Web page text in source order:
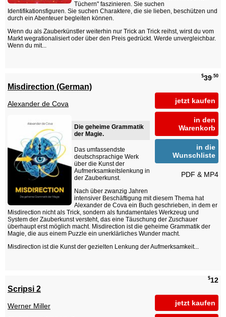
Tüchern" faszinieren. Sie suchen
Identifikationsfiguren. Sie suchen Charaktere, die sie lieben, beschützen und
durch ein Abenteuer begleiten können.
Wenn du als Zauberkünstler weiterhin nur Trick an Trick reihst, wirst du vom
Markt wegrationalisiert oder über den Preis gedrückt. Werde unvergleichbar.
Wenn du mit...
$39.50
jetzt kaufen
in den
Warenkorb
in die
Wunschliste
PDF & MP4
Misdirection (German)
Alexander de Cova
Die geheime Grammatik
der Magie.
Das umfassendste
deutschsprachige Werk
über die Kunst der
Aufmerksamkeitslenkung in
der Zauberkunst.
Nach über zwanzig Jahren
intensiver Beschäftigung mit diesem Thema hat
Alexander de Cova ein Buch geschrieben, in dem er
Misdirection nicht als Trick, sondern als fundamentales Werkzeug und
System der Zauberkunst versteht, das eine Täuschung der Zuschauer
überhaupt erst möglich macht. Misdirection ist die geheime Grammatik der
Magie, die aus einem Puzzle ein unerklärliches Wunder macht.
Misdirection ist die Kunst der gezielten Lenkung der Aufmerksamkeit...
$12
jetzt kaufen
Scripsi 2
Werner Miller